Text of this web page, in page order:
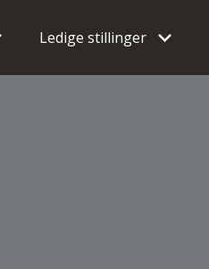
Ledige stillinger